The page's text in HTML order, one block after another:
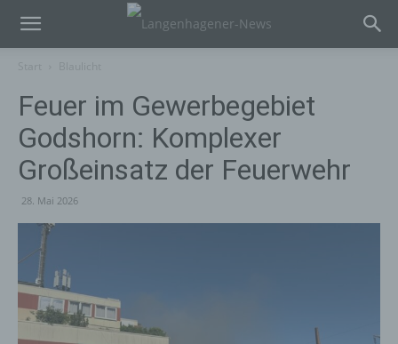
Feuer im Gewerbegebiet
Godshorn: Komplexer
Großeinsatz der Feuerwehr
28. Mai 2026